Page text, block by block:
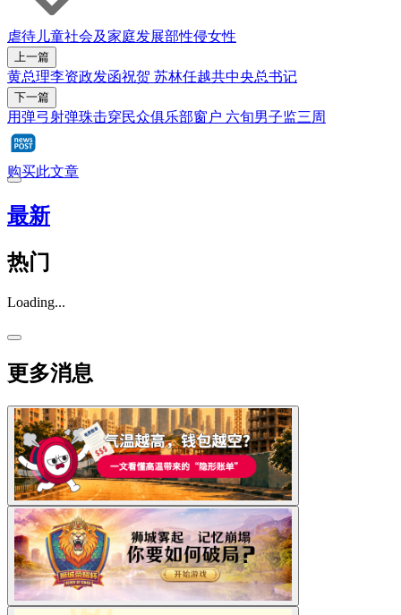
虐待 儿童社会及家庭发展部性侵女性
上一篇
黄总理李资政发函祝贺 苏林任越共中央总书记
下一篇
用弹弓射弹珠击穿民众俱乐部窗户 六旬男子监三周
购买此文章
最新
热门
Loading...
更多消息